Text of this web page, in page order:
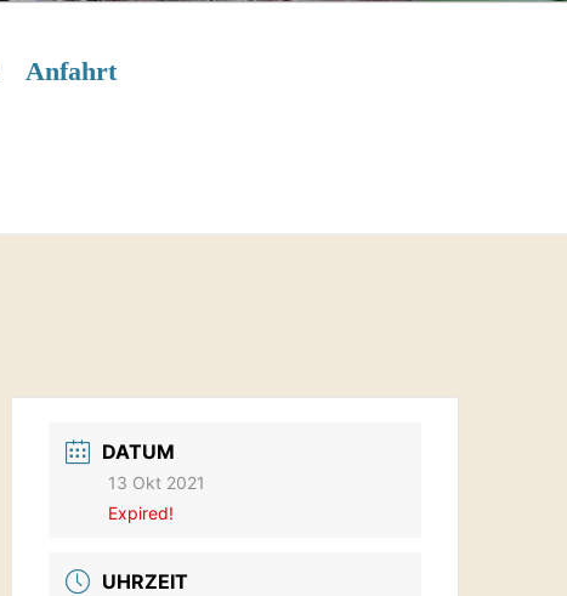
Anfahrt
DATUM
13 Okt 2021
Expired!
UHRZEIT